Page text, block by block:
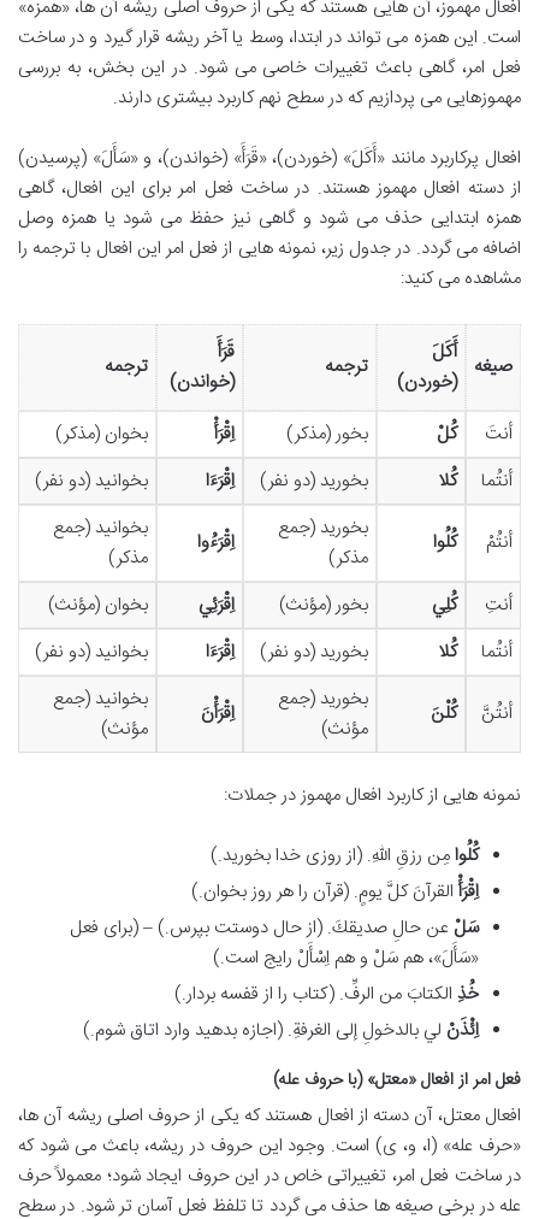
افعال مهموز، آن هایی هستند که یکی از حروف اصلی ریشه آن ها، «همزه»
است. این همزه می تواند در ابتدا، وسط یا آخر ریشه قرار گیرد و در ساخت
فعل امر، گاهی باعث تغییرات خاصی می شود. در این بخش، به بررسی
مهموزهایی می پردازیم که در سطح نهم کاربرد بیشتری دارند.
افعال پرکاربرد مانند «أَكَلَ» (خوردن)، «قَرَأَ» (خواندن)، و «سَأَلَ» (پرسیدن)
از دسته افعال مهموز هستند. در ساخت فعل امر برای این افعال، گاهی
همزه ابتدایی حذف می شود و گاهی نیز حفظ می شود یا همزه وصل
اضافه می گردد. در جدول زیر، نمونه هایی از فعل امر این افعال با ترجمه را
مشاهده می کنید:
صیغه أَكَلَ
(خوردن)
ترجمه
قَرَأَ
(خواندن)
ترجمه
أنتَ كُلْ بخور (مذکر) اِقْرَأْ
بخوان (مذکر)
أنتُما
كُلا بخورید (دو نفر) اِقْرَءَا بخوانید (دو نفر)
أنتُمْ كُلُوا
بخورید (جمع
مذکر)
اِقْرَءُوا
بخوانید (جمع
مذکر)
أنتِ
كُلِي بخور (مؤنث) اِقْرَئِي
بخوان (مؤنث)
أنتُما
كُلا بخورید (دو نفر) اِقْرَءَا بخوانید (دو نفر)
أنتُنَّ كُلْنَ
بخورید (جمع
مؤنث)
اِقْرَأْنَ
بخوانید (جمع
مؤنث)
نمونه هایی از کاربرد افعال مهموز در جملات:
كُلُوامِن رزقِ اللهِ. (از روزی خدا بخورید.)
اِقْرَأْ القرآنَ كلَّ يومٍ. (قرآن را هر روز بخوان.)
سَلْ عن حالِ صديقكَ. (از حال دوستت بپرس.) – (برای فعل
«سَأَلَ»، هم سَلْ و هم اِسْأَلْ رایج است.)
خُذِ الكتابَ من الرفِّ. (کتاب را از قفسه بردار.)
اِئْذَنْ لي بالدخولِ إلى الغرفةِ. (اجازه بدهید وارد اتاق شوم.)
فعل امر از افعال «معتل» (با حروف عله)
افعال معتل، آن دسته از افعال هستند که یکی از حروف اصلی ریشه آن ها،
«حرف عله» (ا، و، ی) است. وجود این حروف در ریشه، باعث می شود که
در ساخت فعل امر، تغییراتی خاص در این حروف ایجاد شود؛ معمولاً حرف
عله در برخی صیغه ها حذف می گردد تا تلفظ فعل آسان تر شود. در سطح